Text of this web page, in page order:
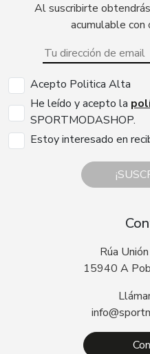
Al suscribirte
acumulable con
Acepto Politica Alta
He leído y acepto la
SPORTMODASHOP.
Estoy interesado en
Rúa
15940 A